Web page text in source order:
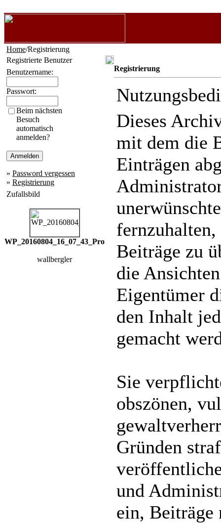
Home/Registrierung
Registrierte Benutzer
Benutzername:
Passwort:
Beim nächsten
Besuch
automatisch
anmelden?
» Password vergessen
» Registrierung
Zufallsbild
WP_20160804_16_07_43_Pro
wallbergler
Registrierung
Dieses
mit dem die
Einträgen
Beiträge zu
die
Eigentümer
den Inhalt
gemacht
Sie
obszönen,
Gründen
und
ein, Beiträge